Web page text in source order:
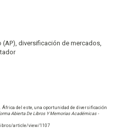
(AP) diversificación de mercados
África del este, una oportunidad de diversificación
Abierta De Libros Y Memorias Académicas -
article/view/1107